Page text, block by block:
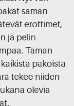
saman
erottimet,
ja pelin
Tämän
pakoista
tekee niiden
olevia